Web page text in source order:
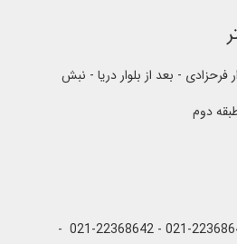
- بعد از بلوار دریا - نبش
دوم
021-22065033 - 021-22368641 - 021-22368642 -